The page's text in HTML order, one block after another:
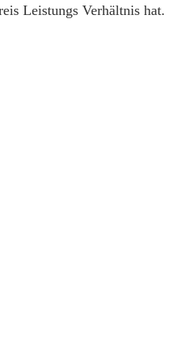
Leistungs Verhältnis hat.